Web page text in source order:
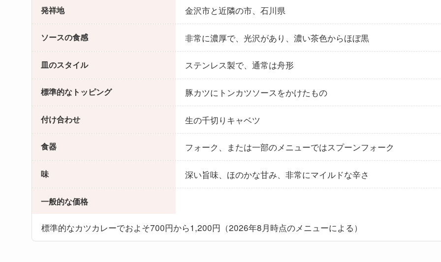
発祥地 金沢市と近隣の市、石川県
ソースの食感 非常に濃厚で、光沢があり、濃い茶色からほぼ黒
皿のスタイル ステンレス製で、通常は舟形
標準的なトッピング 豚カツにトンカツソースをかけたもの
付け合わせ 生の千切りキャベツ
食器 フォーク、または一部のメニューではスプーンフォーク
味 深い旨味、ほのかな甘み、非常にマイルドな辛さ
一般的な価格
標準的なカツカレーでおよそ700円から1,200円（2026年8月時点のメニューによる）